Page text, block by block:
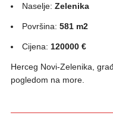
Naselje:Zelenika
Površina:581 m2
Cijena: 120000 €
Herceg Novi-Zelenika,
pogledom na more.